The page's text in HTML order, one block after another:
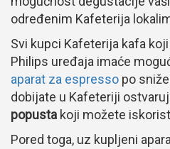
određenim Kafeterija
Svi kupci Kafeterija kafa
Philips uređaja imaće
aparat za espresso po
dobijate u Kafeteriji
popusta koji možete
Pored toga, uz kupljeni